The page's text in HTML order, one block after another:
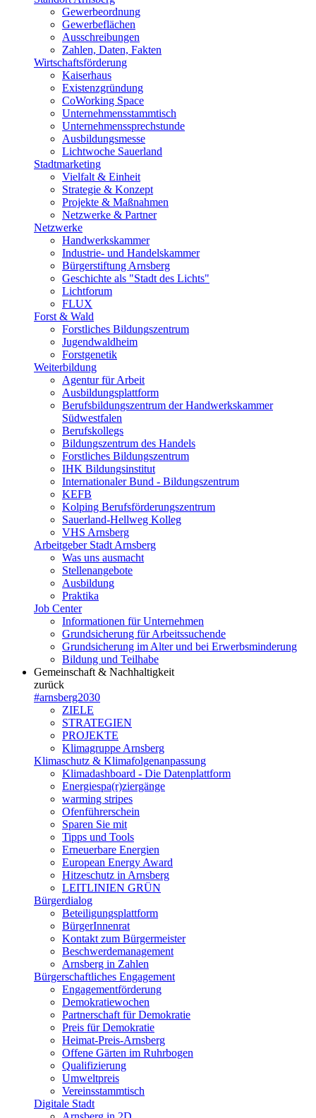
Gewerbeordnung
Gewerbeflächen
Ausschreibungen
Zahlen, Daten, Fakten
Wirtschaftsförderung
Kaiserhaus
Existenzgründung
CoWorking Space
Unternehmensstammtisch
Unternehmenssprechstunde
Ausbildungsmesse
Lichtwoche Sauerland
Stadtmarketing
Vielfalt & Einheit
Strategie & Konzept
Projekte & Maßnahmen
Netzwerke & Partner
Netzwerke
Handwerkskammer
Industrie- und Handelskammer
Bürgerstiftung Arnsberg
Geschichte als "Stadt des Lichts"
Lichtforum
FLUX
Forst & Wald
Forstliches Bildungszentrum
Jugendwaldheim
Forstgenetik
Weiterbildung
Agentur für Arbeit
Ausbildungsplattform
Berufsbildungszentrum der Handwerkskammer
Südwestfalen
Berufskollegs
Bildungszentrum des Handels
Forstliches Bildungszentrum
IHK Bildungsinstitut
Internationaler Bund - Bildungszentrum
KEFB
Kolping Berufsförderungszentrum
Sauerland-Hellweg Kolleg
VHS Arnsberg
Arbeitgeber Stadt Arnsberg
Was uns ausmacht
Stellenangebote
Ausbildung
Praktika
Job Center
Informationen für Unternehmen
Grundsicherung für Arbeitssuchende
Grundsicherung im Alter und bei Erwerbsminderung
Bildung und Teilhabe
Gemeinschaft & Nachhaltigkeit
zurück
#arnsberg2030
ZIELE
STRATEGIEN
PROJEKTE
Klimagruppe Arnsberg
Klimaschutz & Klimafolgenanpassung
Klimadashboard - Die Datenplattform
Energiespa(r)ziergänge
warming stripes
Ofenführerschein
Sparen Sie mit
Tipps und Tools
Erneuerbare Energien
European Energy Award
Hitzeschutz in Arnsberg
LEITLINIEN GRÜN
Bürgerdialog
Beteiligungsplattform
BürgerInnenrat
Kontakt zum Bürgermeister
Beschwerdemanagement
Arnsberg in Zahlen
Bürgerschaftliches Engagement
Engagementförderung
Demokratiewochen
Partnerschaft für Demokratie
Preis für Demokratie
Heimat-Preis-Arnsberg
Offene Gärten im Ruhrbogen
Qualifizierung
Umweltpreis
Vereinsstammtisch
Digitale Stadt